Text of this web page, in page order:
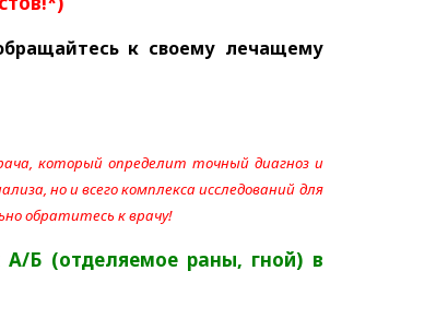
к своему лечащему
который определит точный диагноз и
но и всего комплекса исследований для
обратитесь к врачу!
А/Б (отделяемое раны, гной) в